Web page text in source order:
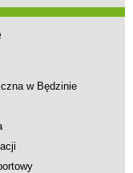
w Będzinie